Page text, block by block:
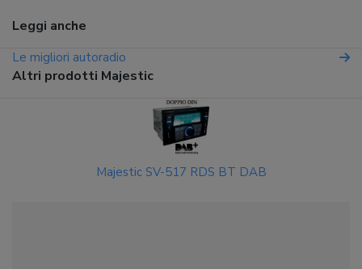
Leggi anche
Le migliori autoradio
Altri prodotti Majestic
Majestic SV-517 RDS BT DAB